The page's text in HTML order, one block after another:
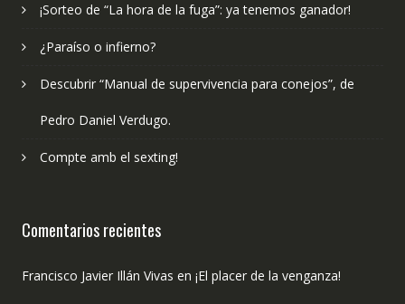
¡Sorteo de “La hora de la fuga”: ya tenemos ganador!
¿Paraíso o infierno?
Descubrir “Manual de supervivencia para conejos”, de
Pedro Daniel Verdugo.
Compte amb el sexting!
Comentarios recientes
Francisco Javier Illán Vivas en ¡El placer de la venganza!